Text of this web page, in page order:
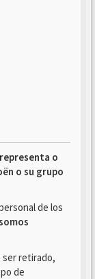
o
o su grupo
de los
ser retirado,
de